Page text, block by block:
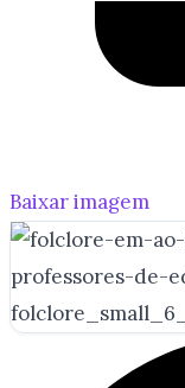
Baixar imagem